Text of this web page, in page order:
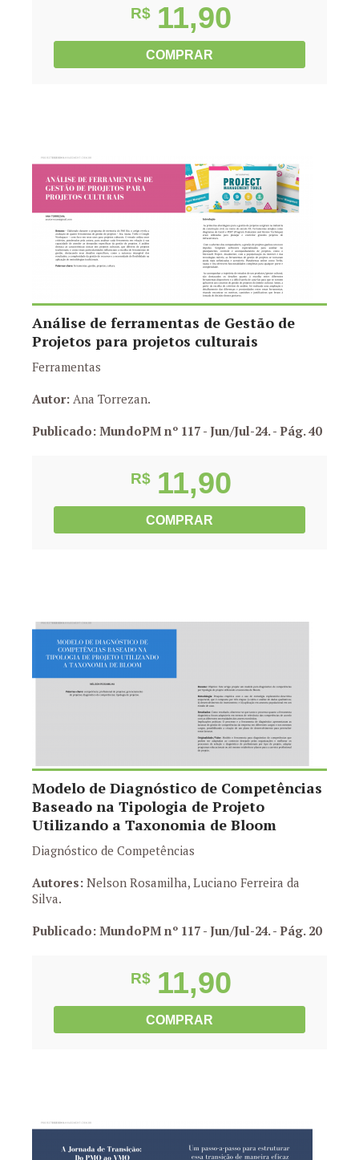
R$ 11,90
COMPRAR
Análise de ferramentas de Gestão de
Projetos para projetos culturais
Ferramentas
Autor: Ana Torrezan.
Publicado: MundoPM nº 117 - Jun/Jul-24.- Pág. 40
R$ 11,90
COMPRAR
Modelo de Diagnóstico de Competências
Baseado na Tipologia de Projeto
Utilizando a Taxonomia de Bloom
Diagnóstico de Competências
Autores: Nelson Rosamilha, Luciano Ferreira da
Silva.
Publicado: MundoPM nº 117 - Jun/Jul-24.- Pág. 20
R$ 11,90
COMPRAR